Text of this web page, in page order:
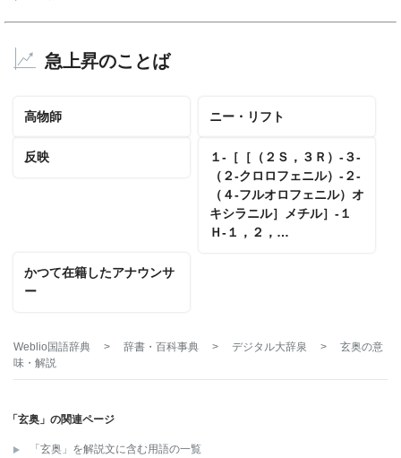
急上昇のことば
高物師 ニー・リフト
反映
１‐［［（２Ｓ，３Ｒ）‐３‐
（２‐クロロフェニル）‐２‐
（４‐フルオロフェニル）オ
キシラニル］メチル］‐１
Ｈ‐１，２，…
かつて在籍したアナウンサ
ー
Weblio国語辞典 > 辞書・百科事典 > デジタル大辞泉 > 玄奥の意
味・解説
「玄奥」の関連ページ
「玄奥」を解説文に含む用語の一覧